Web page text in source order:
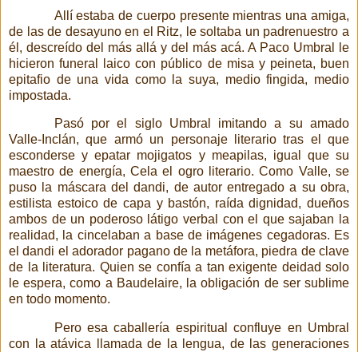
Allí estaba de cuerpo presente mientras una amiga,
de las de desayuno en el Ritz, le soltaba un padrenuestro a
él, descreído del más allá y del más acá. A Paco Umbral le
hicieron funeral laico con público de misa y peineta, buen
epitafio de una vida como la suya, medio fingida, medio
impostada.
Pasó por el siglo Umbral imitando a su amado
Valle-Inclán, que armó un personaje literario tras el que
esconderse y epatar mojigatos y meapilas, igual que su
maestro de energía, Cela el ogro literario. Como Valle, se
puso la máscara del dandi, de autor entregado a su obra,
estilista estoico de capa y bastón, raída dignidad, dueños
ambos de un poderoso látigo verbal con el que sajaban la
realidad, la cincelaban a base de imágenes cegadoras. Es
el dandi el adorador pagano de la metáfora, piedra de clave
de la literatura. Quien se confía a tan exigente deidad solo
le espera, como a Baudelaire, la obligación de ser sublime
en todo momento.
Pero esa caballería espiritual confluye en Umbral
con la atávica llamada de la lengua, de las generaciones